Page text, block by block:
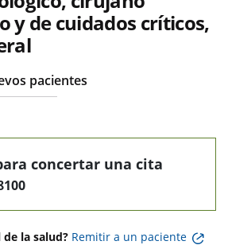
y de cuidados críticos,
pacientes
concertar una cita
la salud? Remitir a un paciente